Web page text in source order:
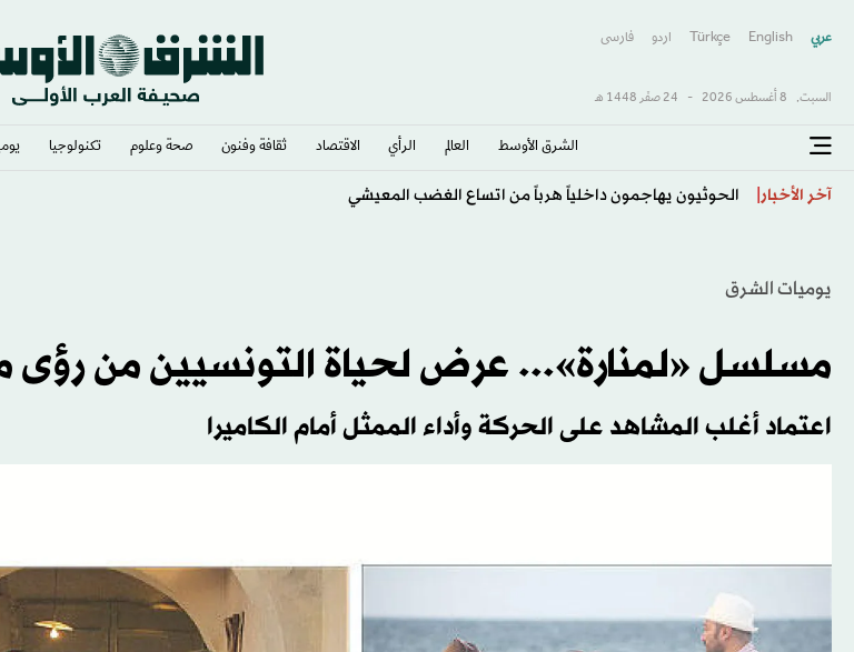
عربي English
Türkçe اردو فارسى
السبت, 8 أغسطس 2026 - 24 صفَر 1448 هـ
الشرق الأوسط​ العالم الرأي الاقتصاد ثقافة وفنون صحة وعلوم تكنولوجيا
آخر الأخبار
يوميات الشرق
مسلسل «لمنارة»... عرض لحياة التونسيين من رؤى
اعتماد أغلب المشاهد على الحركة وأداء الممثل أمام الكاميرا